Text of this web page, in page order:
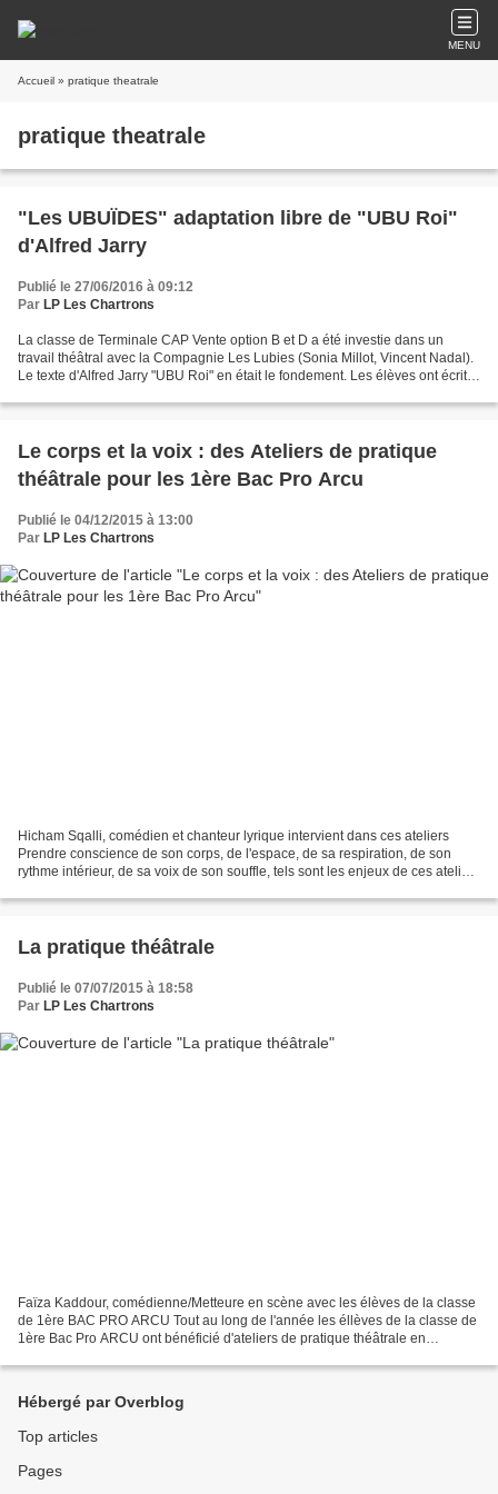
MENU
Accueil » pratique theatrale
pratique theatrale
"Les UBUÏDES" adaptation libre de "UBU Roi"
d'Alfred Jarry
Publié le 27/06/2016 à 09:12
Par LP Les Chartrons
La classe de Terminale CAP Vente option B et D a été investie dans un
travail théâtral avec la Compagnie Les Lubies (Sonia Millot, Vincent Nadal).
Le texte d'Alfred Jarry "UBU Roi" en était le fondement. Les élèves ont écrit
Le corps et la voix : des Ateliers de pratique
théâtrale pour les 1ère Bac Pro Arcu
Publié le 04/12/2015 à 13:00
Par LP Les Chartrons
Hicham Sqalli, comédien et chanteur lyrique intervient dans ces ateliers
Prendre conscience de son corps, de l'espace, de sa respiration, de son
rythme intérieur, de sa voix de son souffle, tels sont les enjeux de ces ateliers
La pratique théâtrale
Publié le 07/07/2015 à 18:58
Par LP Les Chartrons
Faïza Kaddour, comédienne/Metteure en scène avec les élèves de la classe
de 1ère BAC PRO ARCU Tout au long de l'année les éllèves de la classe de
1ère Bac Pro ARCU ont bénéficié d'ateliers de pratique théâtrale en
Hébergé par Overblog
Top articles
Pages